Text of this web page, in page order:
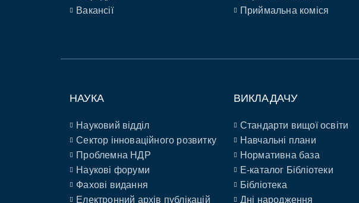
Вакансії
Приймальна коміся
НАУКА
Науковий відділ
Сектор інноваційного розвитку
Проблемна НДР
Наукові форуми
Фахові видання
Електронний архів публікацій
ВИКЛАДАЧУ
Стандарти вищої освіти
Навчальні плани
Нормативна база
E-каталог Бібліотеки
Бібліотека
Дні народження